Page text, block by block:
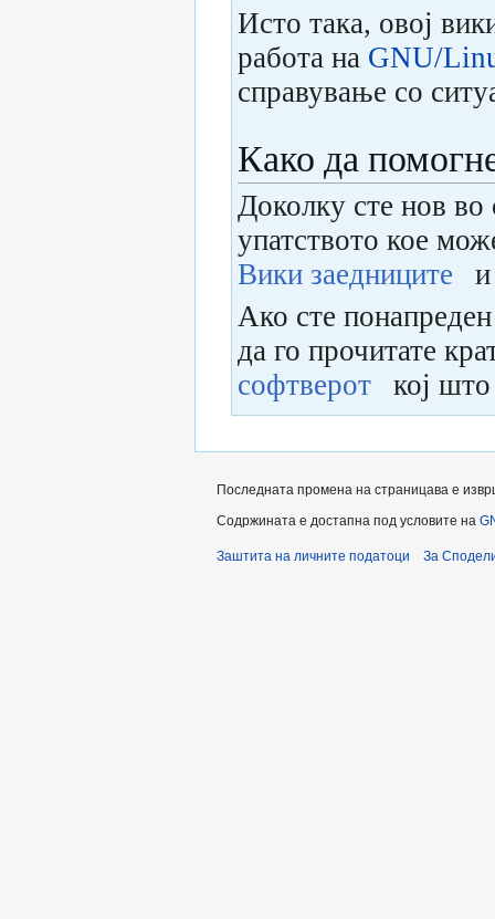
Исто така, овој
работа на GNU/
справување со
Како да
Доколку сте нов во
упатството кое
Вики заедниците
Ако сте
да го прочитате
софтверот
кој
Последната промена на страницава е
Содржината е достапна под условите на
Заштита на личните податоци За